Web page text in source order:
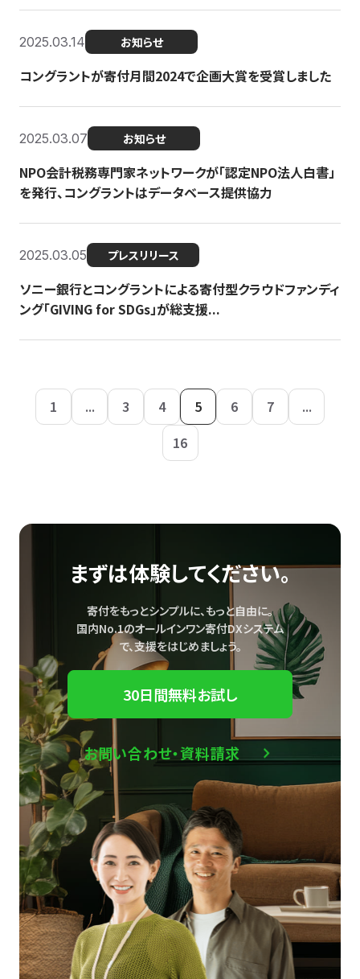
2025.03.14 お知らせ
コングラントが寄付月間2024で企画大賞を受賞しました
2025.03.07 お知らせ
NPO会計税務専門家ネットワークが「認定NPO法人白書」
を発行、コングラントはデータベース提供協力
2025.03.05 プレスリリース
ソニー銀行とコングラントによる寄付型クラウドファンディ
ング「GIVING for SDGs」が総支援...
1 ... 3 4 5 6 7
...
16
まずは体験してください。
寄付をもっとシンプルに、もっと自由に。
国内No.1のオールインワン寄付DXシステム
で、支援をはじめましょう。
30日間無料お試し
お問い合わせ・資料請求